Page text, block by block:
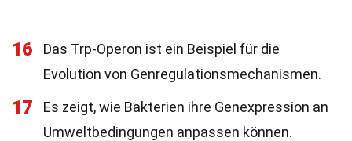
16
Das Trp-Operon ist ein Beispiel für die
Evolution von Genregulationsmechanismen.
17
Es zeigt, wie Bakterien ihre Genexpression an
Umweltbedingungen anpassen können.